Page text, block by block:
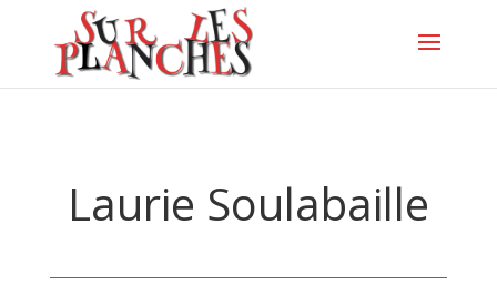
Laurie Soulabaille